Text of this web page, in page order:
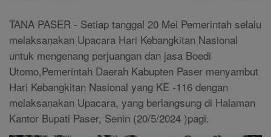
TANA PASER - Setiap tanggal 20 Mei Pemerintah selalu
melaksanakan Upacara Hari Kebangkitan Nasional
untuk mengenang perjuangan dan jasa Boedi
Utomo,Pemerintah Daerah Kabupten Paser menyambut
Hari Kebangkitan Nasional yang KE -116 dengan
melaksanakan Upacara, yang berlangsung di Halaman
Kantor Bupati Paser, Senin (20/5/2024 )pagi.